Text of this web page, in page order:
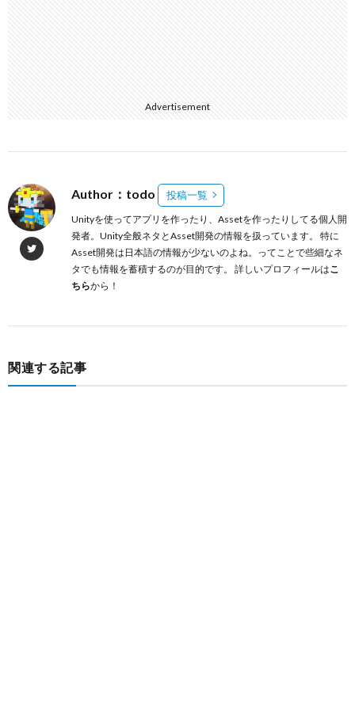
Advertisement
Author：todo 投稿一覧
Unityを使ってアプリを作ったり、Assetを作ったりしてる個人開
発者。Unity全般ネタとAsset開発の情報を扱っています。 特に
Asset開発は日本語の情報が少ないのよね。ってことで些細なネ
タでも情報を蓄積するのが目的です。 詳しいプロフィールはこ
ちらから！
関連する記事